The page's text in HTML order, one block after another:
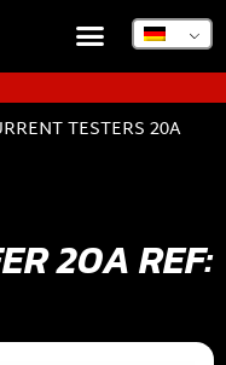
TESTERS 20A
20A REF: